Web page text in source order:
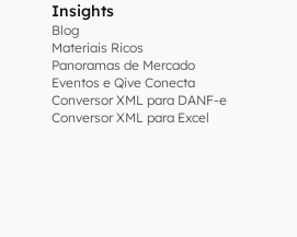
Insights
Blog
Materiais Ricos
Panoramas de Mercado
Eventos e Qive Conecta
Conversor XML para DANF-e
Conversor XML para Excel